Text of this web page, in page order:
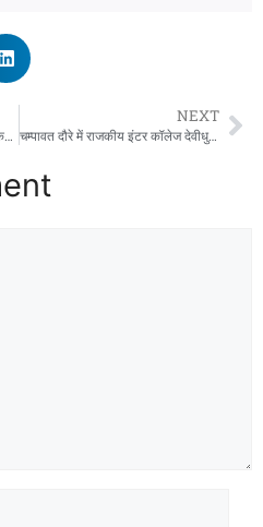
राज्यपाल गुरमीत सिंह पहुंचे नैनीताल लोकभवन, कुमाऊं दौरे में 6 जिलों का करेंगे भ्रमण
NEXT
चम्पावत दौरे में राजकीय इंटर कॉलेज देवीधुरा पहुंचे मुख्यमंत्री धामी, छात्र-छात्राओं का बढ़ाया उत्साह